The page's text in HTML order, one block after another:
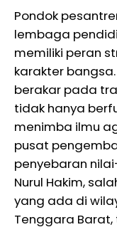
Pondok
lembaga
memiliki peran
karakter
berakar pada
tidak hanya
menimba ilmu
pusat
penyebaran
Nurul Hakim,
yang ada di
Tenggara